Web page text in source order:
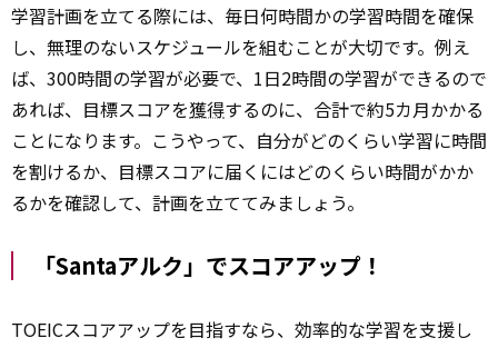
学習計画を立てる際には、毎日何時間かの学習時間を確保
し、無理のないスケジュールを組むことが大切です。例え
ば、300時間の学習が必要で、1日2時間の学習ができるので
あれば、目標スコアを獲得するのに、合計で約5カ月かかる
ことになります。こうやって、自分がどのくらい学習に時間
を割けるか、目標スコアに届くにはどのくらい時間がかか
るかを確認して、計画を立ててみましょう。
「Santaアルク」でスコアアップ！
TOEICスコアアップを目指すなら、効率的な学習を支援し